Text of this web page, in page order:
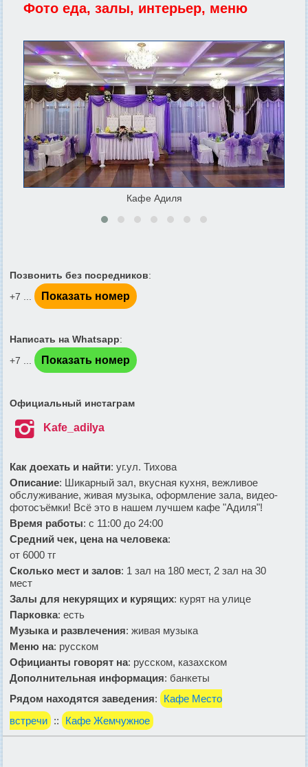
Фото еда, залы, интерьер, меню
Кафе Адиля
Позвонить без посредников:
+7 ...
Показать номер
Написать на Whatsapp:
+7 ...
Показать номер
Официальный инстаграм
 Kafe_adilya
Как доехать и найти: уг.ул. Тихова
Описание: Шикарный зал, вкусная кухня, вежливое
обслуживание, живая музыка, оформление зала, видео-
фотосъёмки! Всё это в нашем лучшем кафе "Адиля"!
Время работы: с 11:00 до 24:00
Средний чек, цена на человека:
от 6000 тг
Сколько мест и залов: 1 зал на 180 мест, 2 зал на 30
мест
Залы для некурящих и курящих: курят на улице
Парковка: есть
Музыка и развлечения: живая музыка
Меню на: русском
Официанты говорят на: русском, казахском
Дополнительная информация: банкеты
Рядом находятся заведения:
Кафе Место
встречи :: Кафе Жемчужное